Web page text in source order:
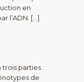
en
l’ADN. […]
parties :
de